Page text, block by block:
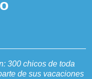
300 chicos de toda
de sus vacaciones